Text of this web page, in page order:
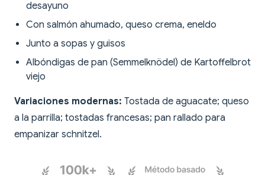
desayuno
Con salmón ahumado, queso crema, eneldo
Junto a sopas y guisos
Albóndigas de pan (Semmelknödel) de Kartoffelbrot
viejo
Variaciones modernas: Tostada de aguacate; queso
a la parrilla; tostadas francesas; pan rallado para
empanizar schnitzel.